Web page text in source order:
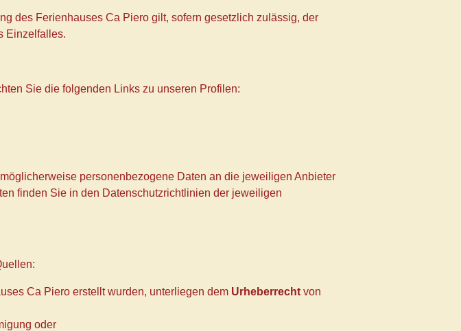
des Ferienhauses Ca Piero gilt, sofern gesetzlich zulässig, der
Einzelfalles.
Sie die folgenden Links zu unseren Profilen:
personenbezogene Daten an die jeweiligen Anbieter
finden Sie in den Datenschutzrichtlinien der jeweiligen
Ca Piero erstellt wurden, unterliegen dem Urheberrecht von
oder